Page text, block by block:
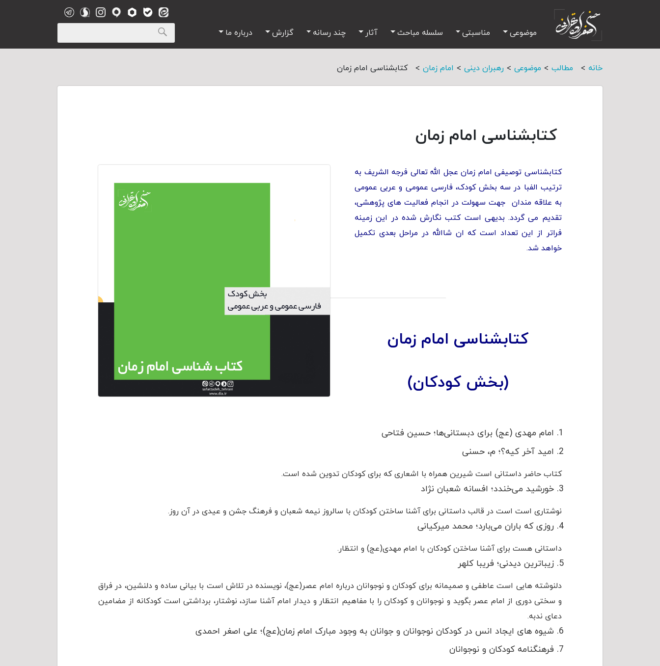
موضوعی مناسبتی سلسله مباحث آثار چند رسانه گزارش درباره ما
خانه > مطالب > موضوعی > رهبران دینی > امام زمان > کتابشناسی امام زمان
کتابشناسی امام زمان
کتابشناسی توصیفی امام زمان عجل الله تعالی فرجه الشریف به
ترتیب الفبا در سه بخش کودک، فارسی عمومی و عربی عمومی
به علاقه مندان جهت سهولت در انجام فعالیت های پژوهشی،
تقدیم می گردد. بدیهی است کتب نگارش شده در این زمینه
فراتر از این تعداد است که ان شاالله در مراحل بعدی تکمیل
خواهد شد.
کتابشناسی امام زمان
(بخش کودکان)
امام مهدی (عج) برای دبستانی‌ها؛ حسین فتاحی
امید آخر کیه؟؛ م، حسنی
کتاب حاضر داستانی است شیرین همراه با اشعاری که برای کودکان تدوین شده است.
خورشید می‌خندد؛ افسانه شعبان نژاد
نوشتاری است است در قالب داستانی برای آشنا ساختن کودکان با سالروز نیمه شعبان و فرهنگ جشن و عیدی در آن روز.
روزی که باران می‌بارد؛ محمد میرکیانی
داستانی هست برای آشنا ساختن کودکان با امام مهدی(عج) و انتظار.
زیباترین دیدنی؛ فریبا کلهر
دلنوشته هایی است عاطفی و صمیمانه برای کودکان و نوجوانان درباره امام عصر(عج)، نویسنده در تلاش است با بیانی ساده و دلنشین، در فراق
و سختی دوری از امام عصر بگوید و نوجوانان و کودکان را با مفاهیم انتظار و دیدار امام آشنا سازد، نوشتار، برداشتی است کودکانه از مضامین
دعای ندبه.
شیوه های ایجاد انس در کودکان نوجوانان و جوانان به وجود مبارک امام زمان(عج)؛ علی اصغر احمدی
فرهنگنامه کودکان و نوجوانان